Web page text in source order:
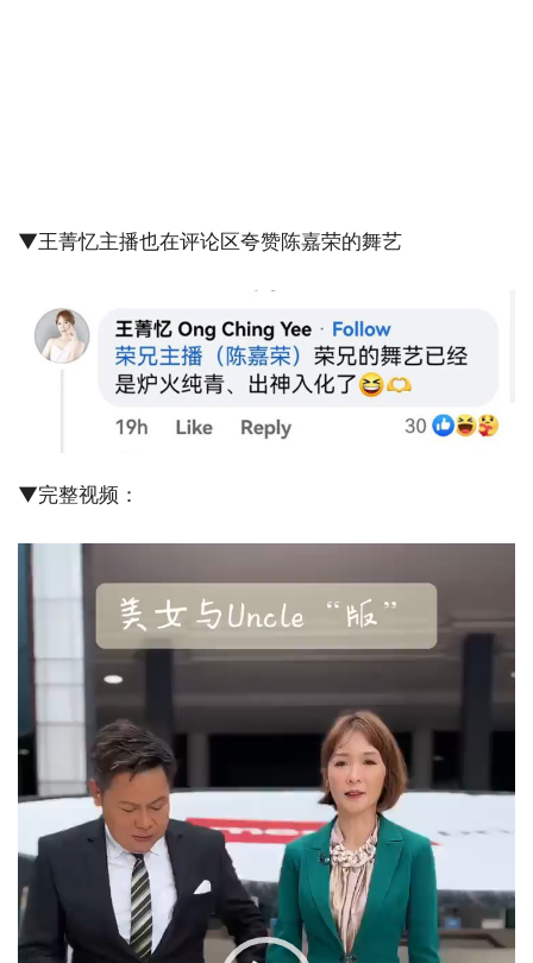
▼王菁忆主播也在评论区夸赞陈嘉荣的舞艺
▼完整视频：
i
d
e
P
e